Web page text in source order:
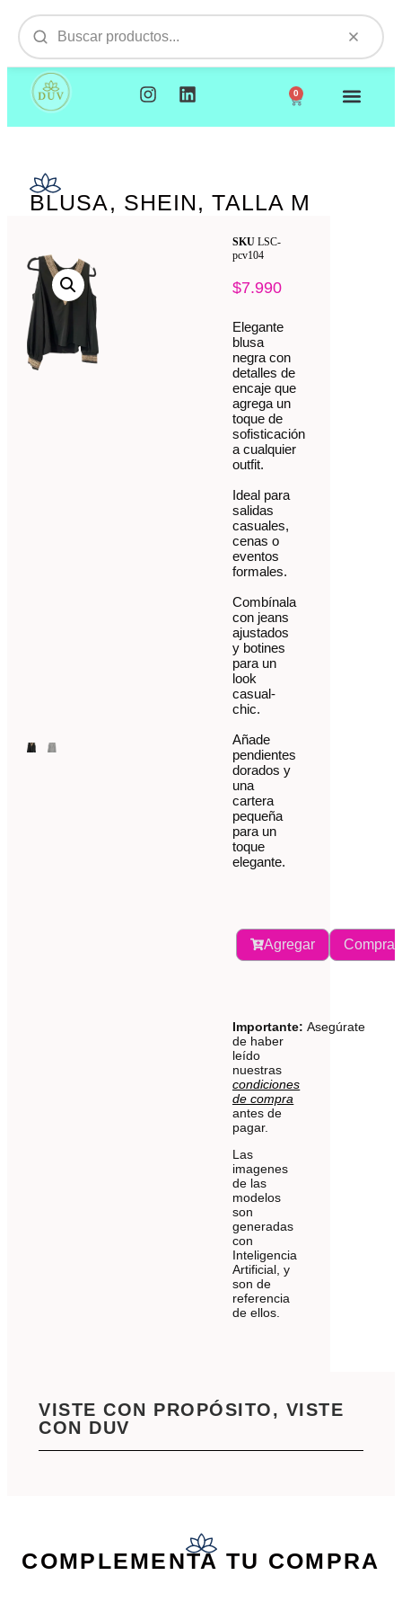
0
BLUSA, SHEIN, TALLA M
SKULSC-
pcv104
$7.990
Elegante
blusa
negra con
detalles de
encaje que
agrega un
toque de
sofisticación
a cualquier
outfit.
Ideal para
salidas
casuales,
cenas o
eventos
formales.
Combínala
con jeans
ajustados
y botines
para un
look
casual-
chic.
Añade
pendientes
dorados y
una
cartera
pequeña
para un
toque
elegante.
Agregar Comprar
Importante: Asegúrate
de haber
leído
nuestras
condiciones
de compra
antes de
pagar.
Las
imagenes
de las
modelos
son
generadas
con
Inteligencia
Artificial, y
son de
referencia
de ellos.
VISTE CON PROPÓSITO, VISTE
CON DUV
COMPLEMENTA TU COMPRA